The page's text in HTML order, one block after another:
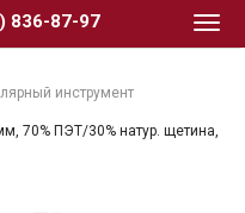
инструмент
70% ПЭT/30% натур. щетина,
836-87-97